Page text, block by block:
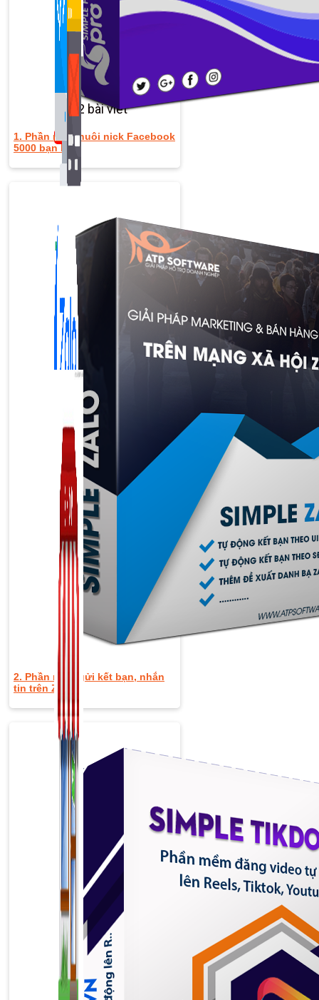
Bán Hàng Online
2,632 bài viết
New
Zalo Marketing
104 bài viết
New
Kiến Thức Website
309 bài viết
1. Phần mềm nuôi nick Facebook
5000 bạn bè
2. Phần mềm gửi kết bạn, nhắn
tin trên Zalo